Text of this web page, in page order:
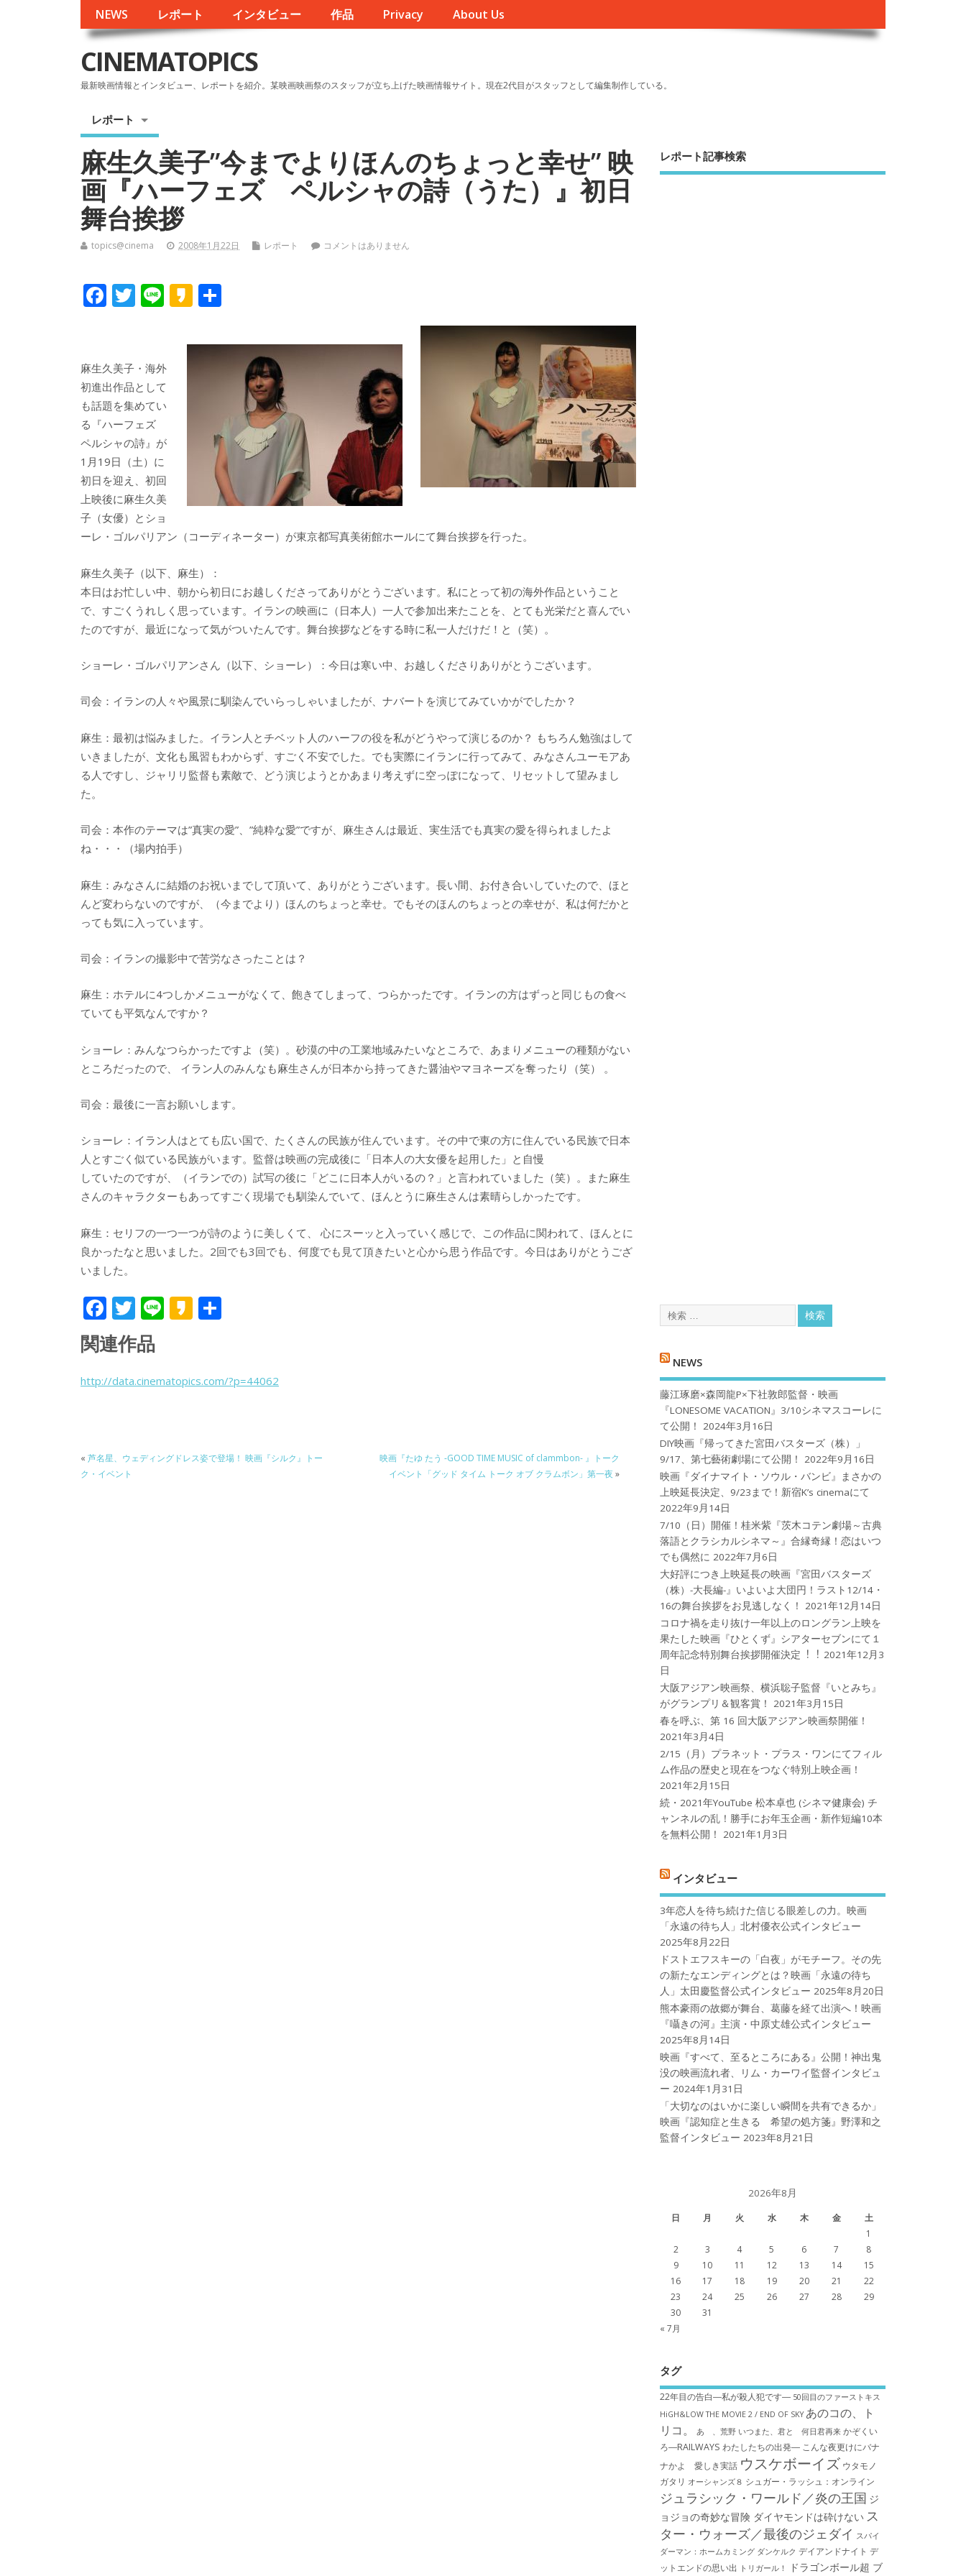
NEWS レポート インタビュー 作品 Privacy About Us
CINEMATOPICS
最新映画情報とインタビュー、レポートを紹介。某映画映画祭のスタッフが立ち上げた映画情報サイト。現在2代目がスタッフとして編集制作している。
レポート
麻生久美子”今までよりほんのちょっと幸せ” 映
画『ハーフェズ ペルシャの詩（うた）』初日
舞台挨拶
topics@cinema 2008年1月22日 レポート コメントはありません
F
b
o
o
k
T
er
Li K
k
a
麻生久美子・海外
初進出作品として
も話題を集めてい
る『ハーフェズ
ペルシャの詩』が
1月19日（土）に
初日を迎え、初回
上映後に麻生久美
子（女優）とショ
ーレ・ゴルパリアン（コーディネーター）が東京都写真美術館ホールにて舞台挨拶を行った。
麻生久美子（以下、麻生）：
本日はお忙しい中、朝から初日にお越しくださってありがとうございます。私にとって初の海外作品ということ
で、すごくうれしく思っています。イランの映画に（日本人）一人で参加出来たことを、とても光栄だと喜んでい
たのですが、最近になって気がついたんです。舞台挨拶などをする時に私一人だけだ！と（笑）。
ショーレ・ゴルパリアンさん（以下、ショーレ）：今日は寒い中、お越しくださりありがとうございます。
司会：イランの人々や風景に馴染んでいらっしゃいましたが、ナバートを演じてみていかがでしたか？
麻生：最初は悩みました。イラン人とチベット人のハーフの役を私がどうやって演じるのか？ もちろん勉強はして
いきましたが、文化も風習もわからず、すごく不安でした。でも実際にイランに行ってみて、みなさんユーモアあ
る人ですし、ジャリリ監督も素敵で、どう演じようとかあまり考えずに空っぽになって、リセットして望みまし
た。
司会：本作のテーマは”真実の愛”、”純粋な愛”ですが、麻生さんは最近、実生活でも真実の愛を得られましたよ
ね・・・（場内拍手）
麻生：みなさんに結婚のお祝いまでして頂いて、ありがとうございます。長い間、お付き合いしていたので、ほと
んど変わらないのですが、（今までより）ほんのちょっと幸せ。でもそのほんのちょっとの幸せが、私は何だかと
っても気に入っています。
司会：イランの撮影中で苦労なさったことは？
麻生：ホテルに4つしかメニューがなくて、飽きてしまって、つらかったです。イランの方はずっと同じもの食べ
ていても平気なんですか？
ショーレ：みんなつらかったですよ（笑）。砂漠の中の工業地域みたいなところで、あまりメニューの種類がない
ところだったので、 イラン人のみんなも麻生さんが日本から持ってきた醤油やマヨネーズを奪ったり（笑） 。
司会：最後に一言お願いします。
ショーレ：イラン人はとても広い国で、たくさんの民族が住んでいます。その中で東の方に住んでいる民族で日本
人とすごく似ている民族がいます。監督は映画の完成後に「日本人の大女優を起用した」と自慢
していたのですが、（イランでの）試写の後に「どこに日本人がいるの？」と言われていました（笑）。また麻生
さんのキャラクターもあってすごく現場でも馴染んでいて、ほんとうに麻生さんは素晴らしかったです。
麻生：セリフの一つ一つが詩のように美しくて、 心にスーッと入っていく感じで、この作品に関われて、ほんとに
良かったなと思いました。2回でも3回でも、何度でも見て頂きたいと心から思う作品です。今日はありがとうござ
いました。
F
ac
e
b
k
T
w
itt
er
Li K
a
関連作品
http://data.cinematopics.com/?p=44062
« 芦名星、ウェディングドレス姿で登場！ 映画『シルク』トー
ク・イベント
映画『たゆ たう -GOOD TIME MUSIC of clammbon- 』トーク
イベント「グッド タイム トーク オブ クラムボン」第一夜 »
レポート記事検索
NEWS
藤江琢磨×森岡龍P×下社敦郎監督・映画
『LONESOME VACATION』3/10シネマスコーレに
て公開！
2024年3月16日
DIY映画『帰ってきた宮田バスターズ（株）」
9/17、第七藝術劇場にて公開！
2022年9月16日
映画『ダイナマイト・ソウル・バンビ』まさかの
上映延長決定、9/23まで！新宿K’s cinemaにて
2022年9月14日
7/10（日）開催！桂米紫『茨木コテン劇場～古典
落語とクラシカルシネマ～』合縁奇縁！恋はいつ
でも偶然に 2022年7月6日
大好評につき上映延長の映画『宮田バスターズ
（株）-大長編-』いよいよ大団円！ラスト12/14・
16の舞台挨拶をお見逃しなく！
2021年12月14日
コロナ禍を⾛り抜け⼀年以上のロングラン上映を
果たした映画『ひとくず』シアターセブンにて１
周年記念特別舞台挨拶開催決定︕︕ 2021年12月3
日
大阪アジアン映画祭、横浜聡子監督『いとみち』
がグランプリ＆観客賞！
2021年3月15日
春を呼ぶ、第 16 回大阪アジアン映画祭開催！
2021年3月4日
2/15（月）プラネット・プラス・ワンにてフィル
ム作品の歴史と現在をつなぐ特別上映企画！
2021年2月15日
続・2021年YouTube 松本卓也 (シネマ健康会) チ
ャンネルの乱！勝手にお年玉企画・新作短編10本
を無料公開！
2021年1月3日
インタビュー
3年恋人を待ち続けた信じる眼差しの力。映画
「永遠の待ち人」北村優衣公式インタビュー
2025年8月22日
ドストエフスキーの「白夜」がモチーフ。その先
の新たなエンディングとは？映画「永遠の待ち
人」太田慶監督公式インタビュー 2025年8月20日
熊本豪雨の故郷が舞台、葛藤を経て出演へ！映画
『囁きの河』主演・中原丈雄公式インタビュー
2025年8月14日
映画『すべて、至るところにある』公開！神出鬼
没の映画流れ者、リム・カーワイ監督インタビュ
ー 2024年1月31日
「大切なのはいかに楽しい瞬間を共有できるか」
映画『認知症と生きる 希望の処方箋』野澤和之
監督インタビュー 2023年8月21日
2026年8月
日 月 火 水 木 金
土
1
2
3 4 5 6 7
8
9
10 11 12 13 14
15
16
17 18 19 20 21
22
23
24 25 26 27 28
29
30
31
« 7月
タグ
22年目の告白―私が殺人犯です― 50回目のファーストキス
HiGH&LOW THE MOVIE 2 / END OF SKY あのコの、ト
リコ。
あゝ、荒野 いつまた、君と 何日君再来 かぞくい
ろ―RAILWAYS わたしたちの出発― こんな夜更けにバナ
ナかよ 愛しき実話 ウスケボーイズ ウタモノ
ガタリ オーシャンズ８ シュガー・ラッシュ：オ​ンライン
ジュラシック・ワールド／炎の王国 ジ
ョジョの奇妙な冒険 ダイヤモンドは砕けない ス
ター・ウォーズ／最後のジェダイ スパイ
ダーマン：ホームカミング ダンケルク デイアンドナイト デ
ットエンドの思い出
トリガール！ ドラゴンボール超 ブ